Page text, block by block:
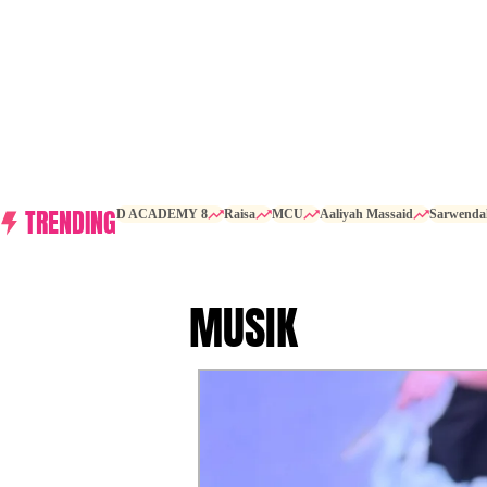
TRENDINGD ACADEMY 8 Raisa MCU Aaliyah Massaid
MUSIK